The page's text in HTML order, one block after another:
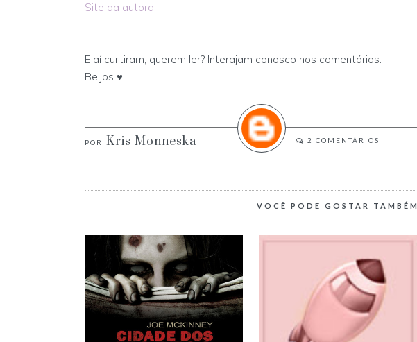
Site da autora
E aí curtiram, querem ler? Interajam conosco nos comentários.
Beijos ♥
Kris Monneska 2 COMENTÁRIOS
VOCÊ PODE GOSTAR TAMBÉM